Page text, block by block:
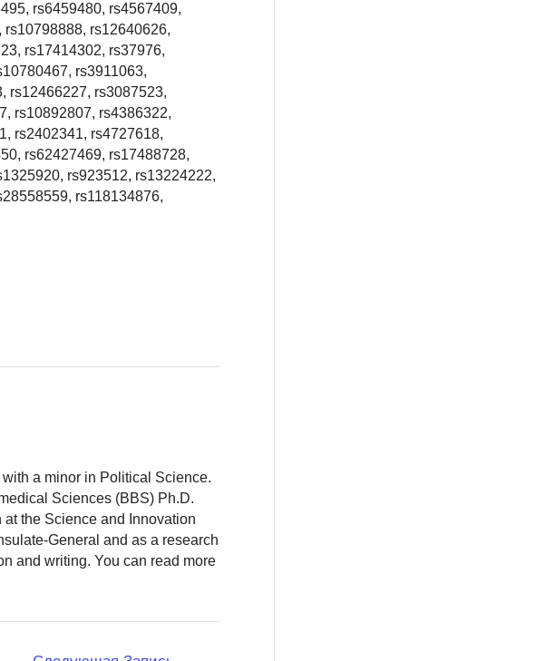
rs6459480, rs4567409,
rs12640626,
rs17414302, rs37976,
rs3911063,
rs12466227, rs3087523,
rs10892807, rs4386322,
rs2402341, rs4727618,
rs62427469, rs17488728,
rs923512, rs13224222,
rs118134876,
a minor in Political Science.
Sciences (BBS) Ph.D.
the Science and Innovation
General and as a research
and writing. You can read more